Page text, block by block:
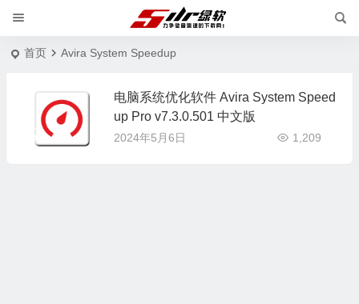
首页 Avira System Speedup
电脑系统优化软件 Avira System Speed
up Pro v7.3.0.501 中文版
2024年5月6日 1,209